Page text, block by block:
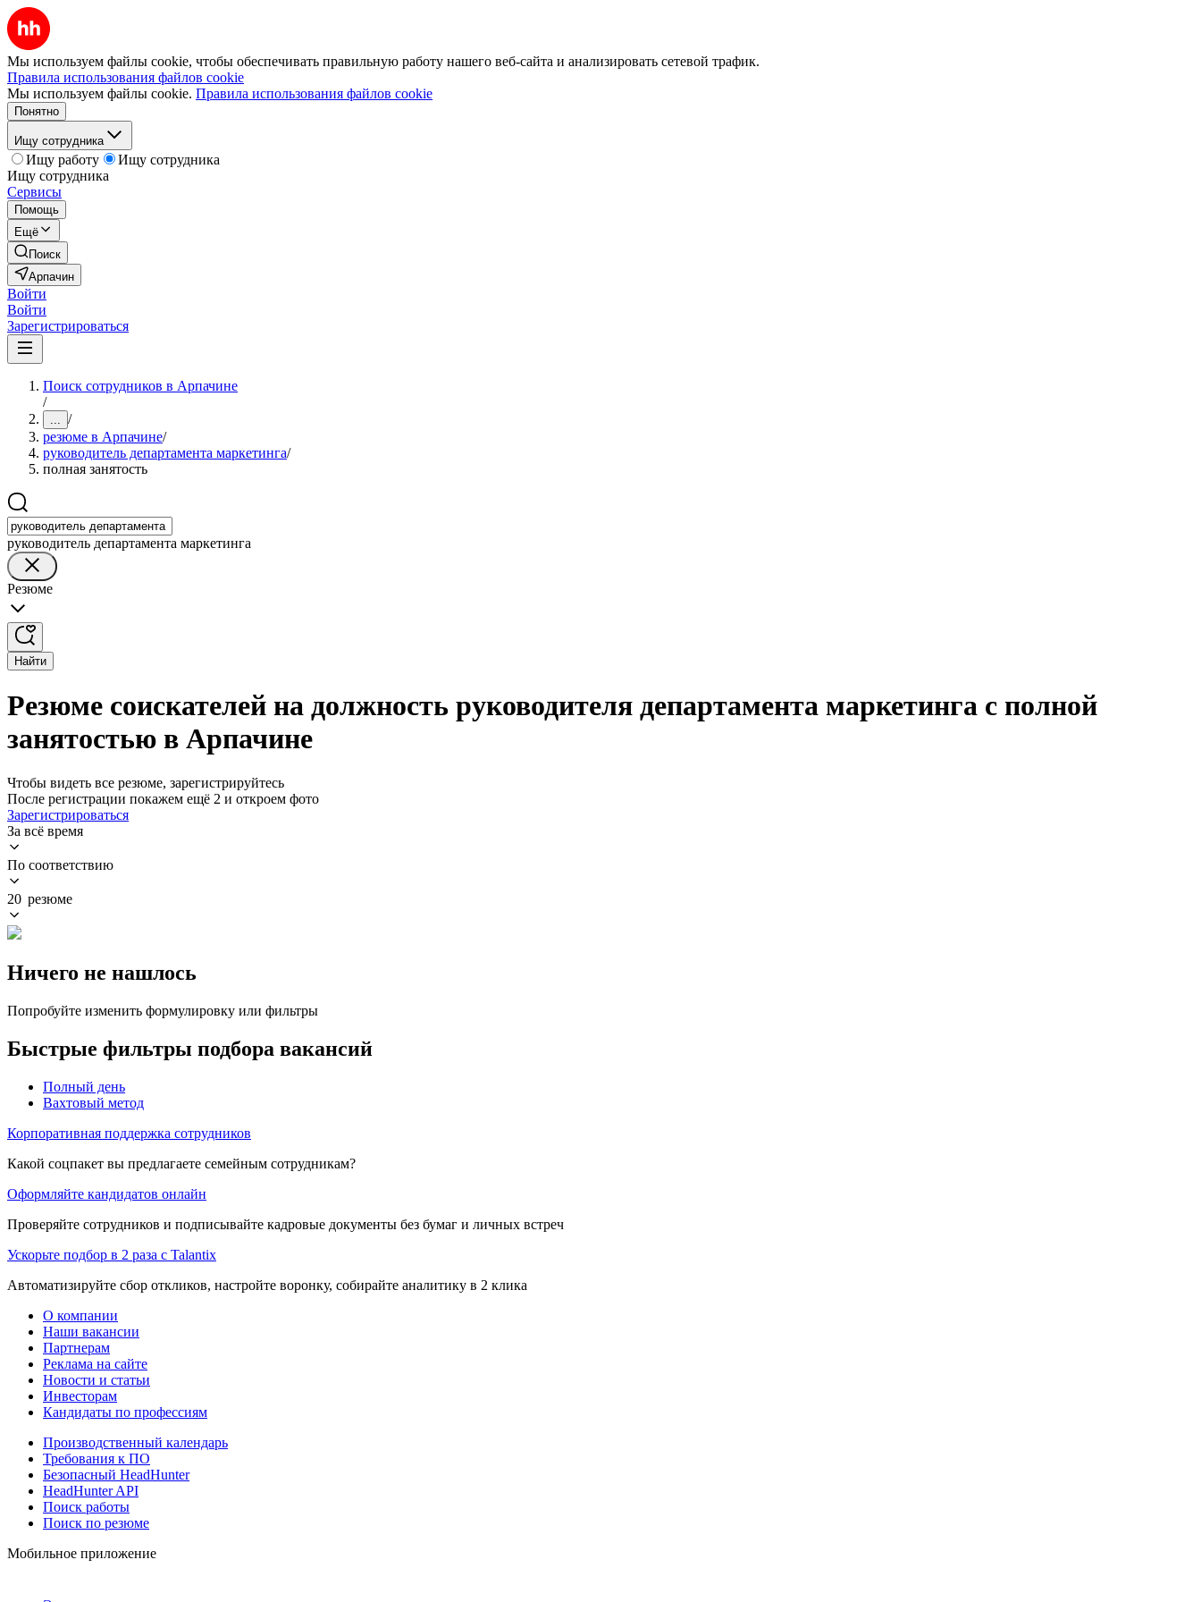
Мы используем файлы cookie, чтобы обеспечивать правильную работу нашего веб-сайта и анализировать сетевой трафик.
Правила использования файлов cookie
Мы используем файлы cookie. Правила использования файлов cookie
Понятно
Ищу сотрудника
Ищу работу
Ищу сотрудника
Ищу сотрудника
Сервисы
Помощь
Ещё
Поиск
Арпачин
Войти
Войти
Зарегистрироваться
Поиск сотрудников в Арпачине
/
... /
резюме в Арпачине/
руководитель департамента маркетинга/
полная занятость
руководитель департамента маркетинга
Резюме
Найти
Резюме соискателей на должность руководителя департамента маркетинга с полной
занятостью в Арпачине
Чтобы видеть все резюме, зарегистрируйтесь
После регистрации покажем ещё 2 и откроем фото
Зарегистрироваться
За всё время
По соответствию
20 резюме
Ничего не нашлось
Попробуйте изменить формулировку или фильтры
Быстрые фильтры подбора вакансий
Полный день
Вахтовый метод
Корпоративная поддержка сотрудников
Какой соцпакет вы предлагаете семейным сотрудникам?
Оформляйте кандидатов онлайн
Проверяйте сотрудников и подписывайте кадровые документы без бумаг и личных встреч
Ускорьте подбор в 2 раза с Talantix
Автоматизируйте сбор откликов, настройте воронку, собирайте аналитику в 2 клика
О компании
Наши вакансии
Партнерам
Реклама на сайте
Новости и статьи
Инвесторам
Кандидаты по профессиям
Производственный календарь
Требования к ПО
Безопасный HeadHunter
HeadHunter API
Поиск работы
Поиск по резюме
Мобильное приложение